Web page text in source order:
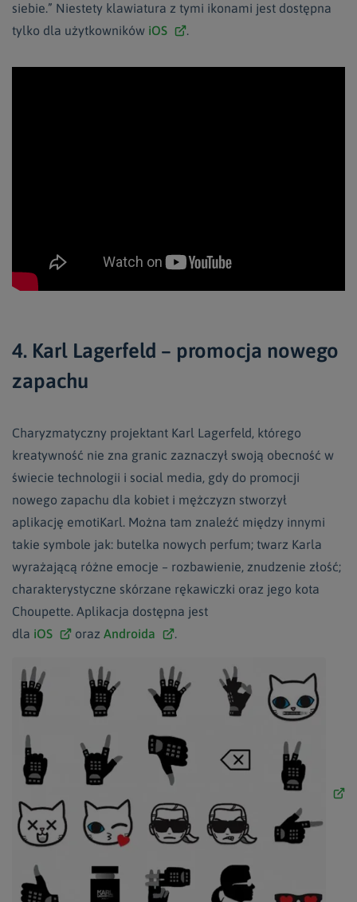
siebie.” Niestety klawiatura z tymi ikonami jest dostępna
tylko dla użytkowników iOS .
4. Karl Lagerfeld – promocja nowego
zapachu
Charyzmatyczny projektant Karl Lagerfeld, którego
kreatywność nie zna granic zaznaczył swoją obecność w
świecie technologii i social media, gdy do promocji
nowego zapachu dla kobiet i mężczyzn stworzył
aplikację emotiKarl. Można tam znaleźć między innymi
takie symbole jak: butelka nowych perfum; twarz Karla
wyrażającą różne emocje – rozbawienie, znudzenie złość;
charakterystyczne skórzane rękawiczki oraz jego kota
Choupette. Aplikacja dostępna jest
dla iOS oraz Androida .